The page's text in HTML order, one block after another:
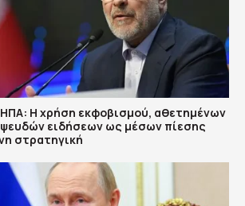
Η χρήση εκφοβισμού, αθετημένων
ειδήσεων ως μέσων πίεσης
στρατηγική